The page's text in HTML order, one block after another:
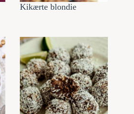
Kikærte blondie